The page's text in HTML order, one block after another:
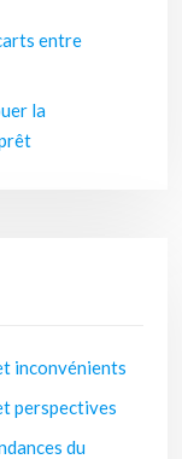
entre
la
inconvénients
perspectives
du